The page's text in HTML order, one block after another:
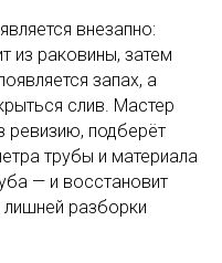
внезапно:
из раковины, затем
запах, а
слив. Мастер
ревизию, подберёт
трубы и материала
— и восстановит
разборки